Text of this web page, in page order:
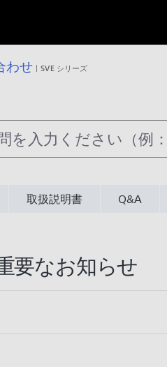
わせ SVE シリーズ
取扱説明書 Q&A
要なお知らせ